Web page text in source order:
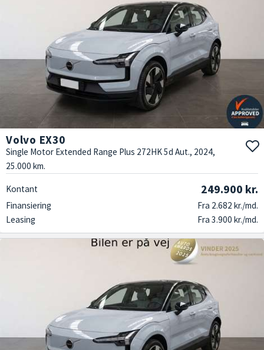
Volvo EX30
Single Motor Extended Range Plus 272HK 5d Aut., 2024,
25.000 km.
Kontant 249.900 kr.
Finansiering
Fra 2.682 kr./md.
Leasing
Fra 3.900 kr./md.